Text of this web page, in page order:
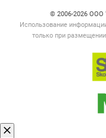
© 2006‑2026 ООО
Использование
только при